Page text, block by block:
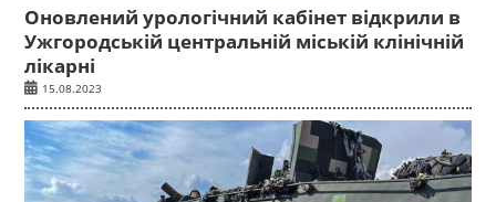
Оновлений урологічний кабінет відкрили в
Ужгородській центральній міській клінічній
лікарні
15.08.2023